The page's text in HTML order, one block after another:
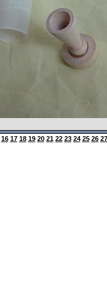
16 17 18 19 20 21 22 23 24 25 26 27